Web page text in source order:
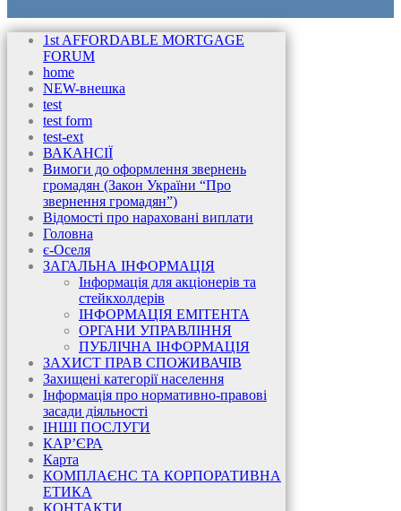
1st AFFORDABLE MORTGAGE
FORUM
home
NEW-внешка
test
test form
test-ext
ВАКАНСІЇ
Вимоги до оформлення звернень
громадян (Закон України “Про
звернення громадян”)
Відомості про нараховані виплати
Головна
є-Оселя
ЗАГАЛЬНА ІНФОРМАЦІЯ
Інформація для акціонерів та
стейкхолдерів
ІНФОРМАЦІЯ ЕМІТЕНТА
ОРГАНИ УПРАВЛІННЯ
ПУБЛІЧНА ІНФОРМАЦІЯ
ЗАХИСТ ПРАВ СПОЖИВАЧІВ
Захищені категорії населення
Інформація про нормативно-правові
засади діяльності
ІНШІ ПОСЛУГИ
КАР’ЄРА
Карта
КОМПЛАЄНС ТА КОРПОРАТИВНА
ЕТИКА